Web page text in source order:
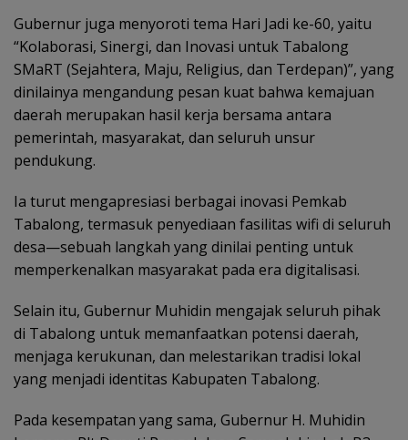
Gubernur juga menyoroti tema Hari Jadi ke-60, yaitu
“Kolaborasi, Sinergi, dan Inovasi untuk Tabalong
SMaRT (Sejahtera, Maju, Religius, dan Terdepan)”, yang
dinilainya mengandung pesan kuat bahwa kemajuan
daerah merupakan hasil kerja bersama antara
pemerintah, masyarakat, dan seluruh unsur
pendukung.
Ia turut mengapresiasi berbagai inovasi Pemkab
Tabalong, termasuk penyediaan fasilitas wifi di seluruh
desa—sebuah langkah yang dinilai penting untuk
memperkenalkan masyarakat pada era digitalisasi.
Selain itu, Gubernur Muhidin mengajak seluruh pihak
di Tabalong untuk memanfaatkan potensi daerah,
menjaga kerukunan, dan melestarikan tradisi lokal
yang menjadi identitas Kabupaten Tabalong.
Pada kesempatan yang sama, Gubernur H. Muhidin